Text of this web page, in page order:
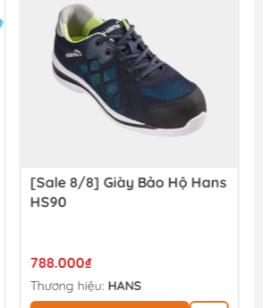
[Sale 8/8] Giày Bảo Hộ Hans
HS90
788.000₫
Thương hiệu: HANS